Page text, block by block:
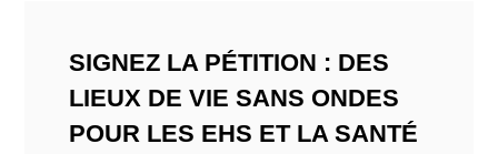
SIGNEZ LA PÉTITION : DES
LIEUX DE VIE SANS ONDES
POUR LES EHS ET LA SANTÉ